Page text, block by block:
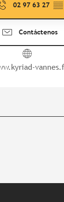
02 97 63 27 ▒▒
Contáctenos